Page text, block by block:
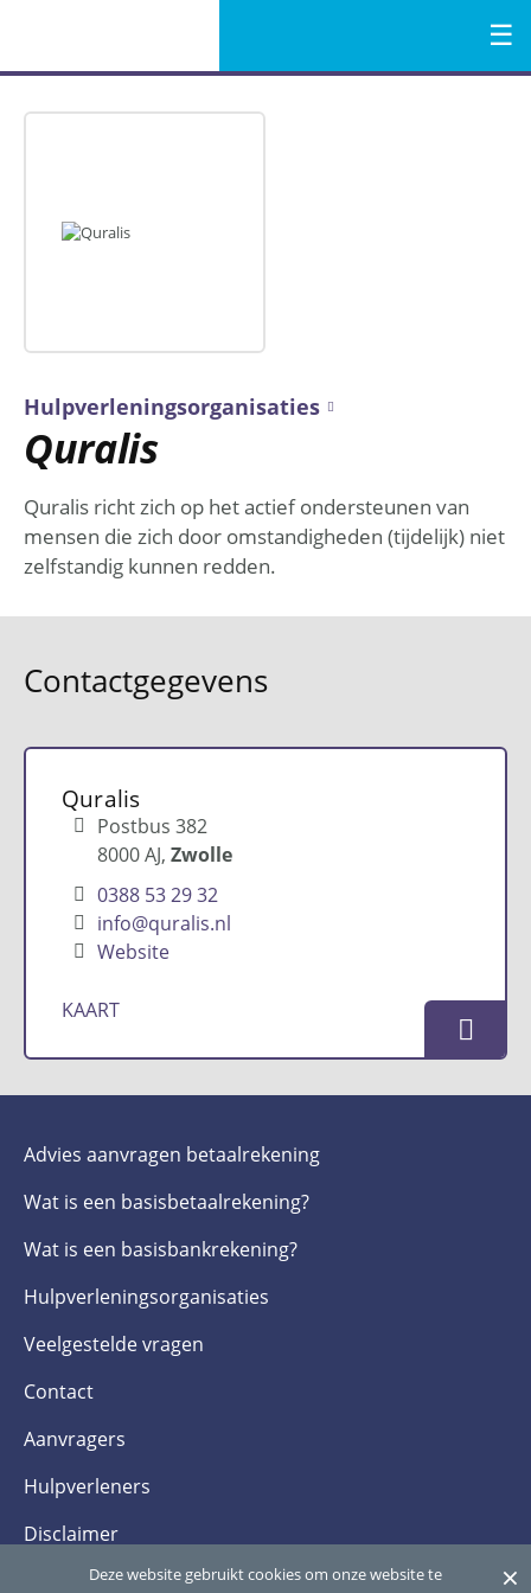
Menu
Hulpverleningsorganisaties
Quralis
Quralis richt zich op het actief ondersteunen van
mensen die zich door omstandigheden (tijdelijk) niet
zelfstandig kunnen redden.
Contactgegevens
Quralis
Postbus 382
8000 AJ Zwolle
0388 53 29 32
info@quralis.nl
Website
KAART
Advies aanvragen betaalrekening
Wat is een basis­betaalrekening?
Wat is een basis­bankrekening?
Hulpverlenings­organisaties
Veelgestelde­ vragen
Contact
Aanvragers
Hulpverleners
Disclaimer
Privacy- en cookieverklaring
Deze website gebruikt cookies om onze website te ×